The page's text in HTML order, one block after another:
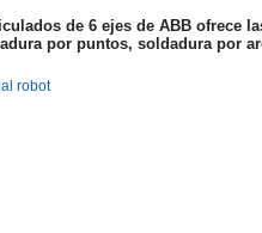
de 6 ejes de ABB ofrece
por puntos, soldadura por